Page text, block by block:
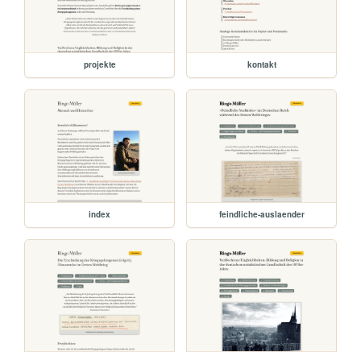
projekte kontakt
index feindliche-auslaender